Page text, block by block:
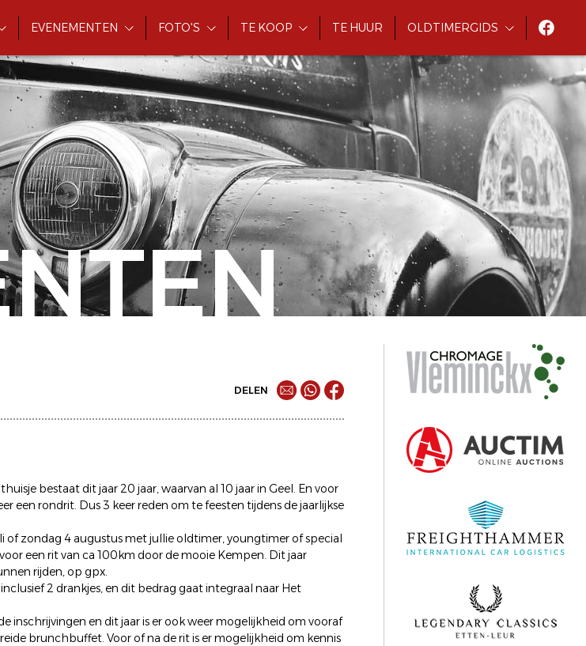
EVENEMENTEN FOTO'S TE KOOP TE HUUR OLDTIMERGIDS
DELEN
bestaat dit jaar 20 jaar, waarvan al 10 jaar in Geel. En voor
een rondrit. Dus 3 keer reden om te feesten tijdens de jaarlijkse
of zondag 4 augustus met jullie oldtimer, youngtimer of special
een rit van ca 100km door de mooie Kempen. Dit jaar
rijden, op gpx.
2 drankjes, en dit bedrag gaat integraal naar Het
inschrijvingen en dit jaar is er ook weer mogelijkheid om vooraf
brunchbuffet. Voor of na de rit is er mogelijkheid om kennis